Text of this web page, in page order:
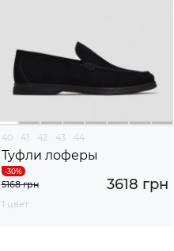
40 41 42 43 44
Туфли лоферы
3618 грн
5168 грн
1 цвет